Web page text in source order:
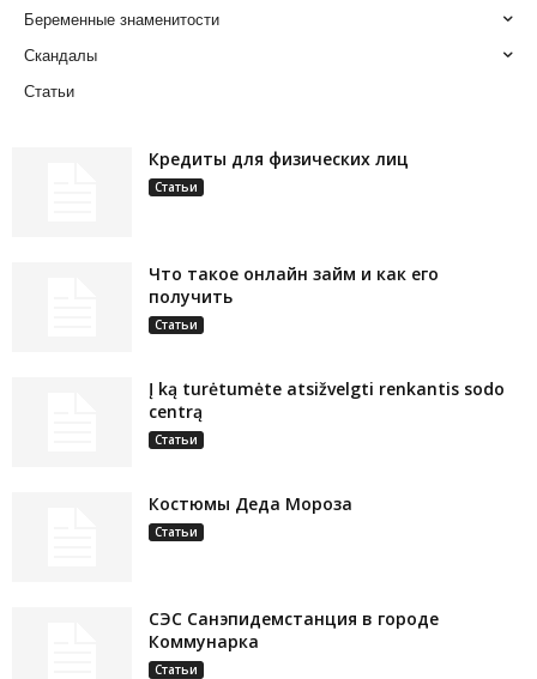
Беременные знаменитости
Скандалы
Статьи
Кредиты для физических лиц
Статьи
Что такое онлайн займ и как его
получить
Статьи
Į ką turėtumėte atsižvelgti renkantis sodo
centrą
Статьи
Костюмы Деда Мороза
Статьи
СЭС Санэпидемстанция в городе
Коммунарка
Статьи